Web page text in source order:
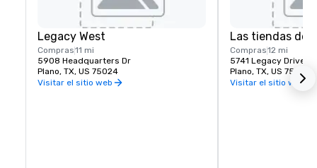
Legacy West
Compras11 mi
5908 Headquarters Dr
Plano, TX, US 75024
Visitar el sitio web
Las tiendas de
Compras12 mi
5741 Legacy Drive,
Plano, TX, US 75024
Visitar el sitio web